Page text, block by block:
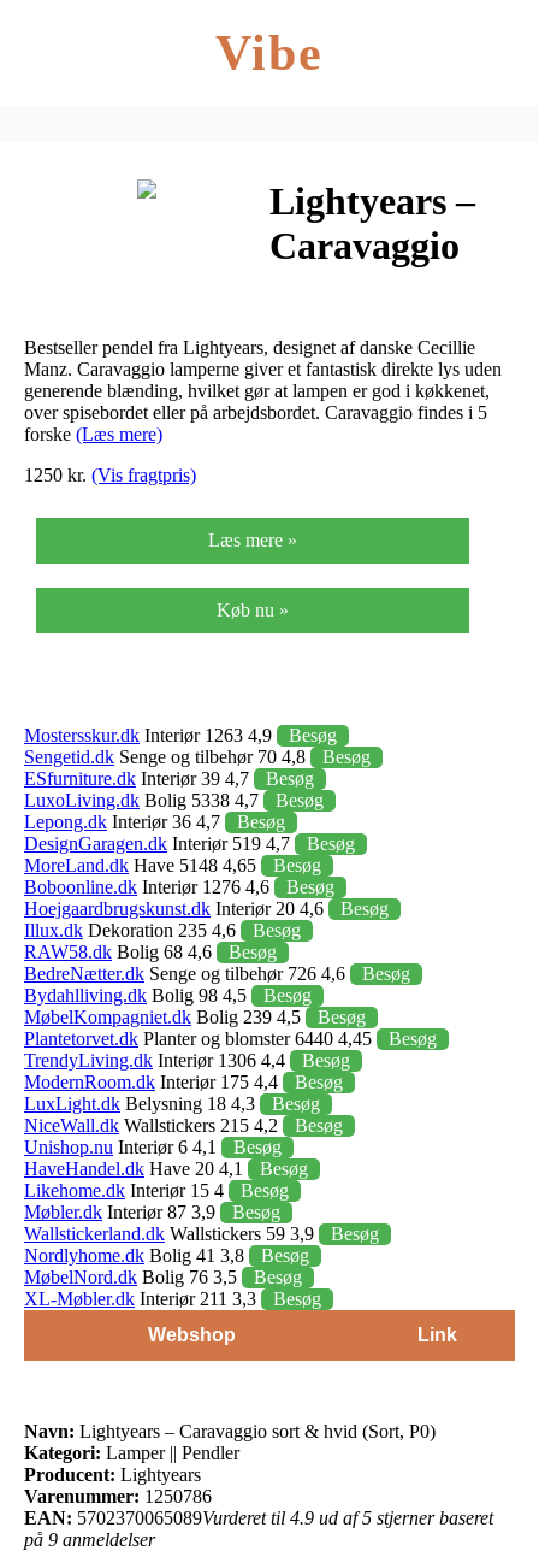
Vibe
Lightyears –
Caravaggio
(Sort, P0)
Bestseller pendel fra Lightyears, designet af danske Cecillie
Manz. Caravaggio lamperne giver et fantastisk direkte lys uden
generende blænding, hvilket gør at lampen er god i køkkenet,
over spisebordet eller på arbejdsbordet. Caravaggio findes i 5
forske (Læs mere)
1250 kr. (Vis fragtpris)
Læs mere »
Køb nu »
Mostersskur.dk Interiør 1263 4,9
Besøg
Sengetid.dk Senge og tilbehør 70 4,8
Besøg
ESfurniture.dk Interiør 39 4,7
Besøg
LuxoLiving.dk Bolig 5338 4,7
Besøg
Lepong.dk Interiør 36 4,7
Besøg
DesignGaragen.dk Interiør 519 4,7
Besøg
MoreLand.dk Have 5148 4,65
Besøg
Boboonline.dk Interiør 1276 4,6
Besøg
Hoejgaardbrugskunst.dk Interiør 20 4,6
Besøg
Illux.dk Dekoration 235 4,6
Besøg
RAW58.dk Bolig 68 4,6
Besøg
BedreNætter.dk Senge og tilbehør 726 4,6
Besøg
Bydahlliving.dk Bolig 98 4,5
Besøg
MøbelKompagniet.dk Bolig 239 4,5
Besøg
Plantetorvet.dk Planter og blomster 6440 4,45
Besøg
TrendyLiving.dk Interiør 1306 4,4
Besøg
ModernRoom.dk Interiør 175 4,4
Besøg
LuxLight.dk Belysning 18 4,3
Besøg
NiceWall.dk Wallstickers 215 4,2
Besøg
Unishop.nu Interiør 6 4,1
Besøg
HaveHandel.dk Have 20 4,1
Besøg
Likehome.dk Interiør 15 4
Besøg
Møbler.dk Interiør 87 3,9
Besøg
Wallstickerland.dk Wallstickers 59 3,9
Besøg
Nordlyhome.dk Bolig 41 3,8
Besøg
MøbelNord.dk Bolig 76 3,5
Besøg
XL-Møbler.dk Interiør 211 3,3
Besøg
Webshop
Link
Navn: Lightyears – Caravaggio sort & hvid (Sort, P0)
Kategori: Lamper || Pendler
Producent: Lightyears
Varenummer: 1250786
EAN: 5702370065089Vurderet til 4.9 ud af 5 stjerner baseret
på 9 anmeldelser